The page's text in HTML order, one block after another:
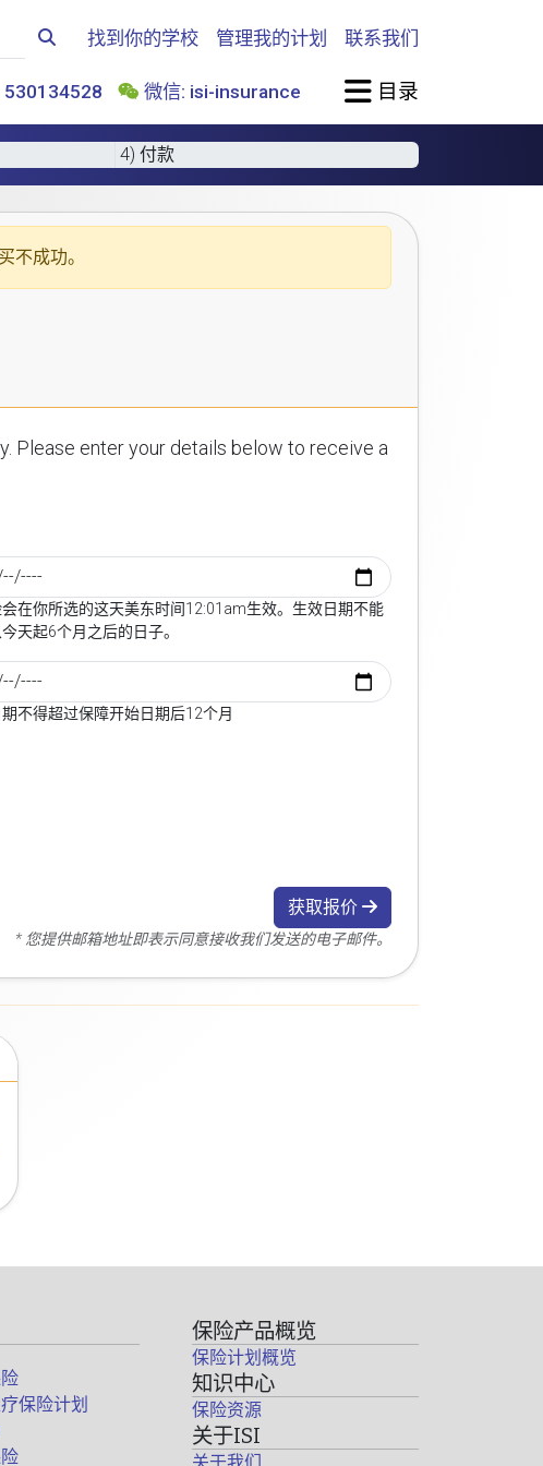
找到你的学校 管理我的计划 联系我们
530134528 微信: isi-insurance 目录
4) 付款
不成功。
在你所选的这天美东时间12:01am生效。生效日期不能
天起6个月之后的日子。
不得超过保障开始日期后12个月
获取报价
* 您提供邮箱地址即表示同意接收我们发送的电子邮件。
保险计划
保险产品概览
保险计划概览
知识中心
保险资源
关于ISI